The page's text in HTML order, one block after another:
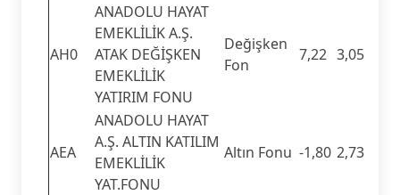
AH0
ANADOLU HAYAT
EMEKLİLİK A.Ş.
ATAK DEĞİŞKEN
EMEKLİLİK
YATIRIM FONU
Değişken
Fon
7,22 3,05
AEA
ANADOLU HAYAT
A.Ş. ALTIN KATILIM
EMEKLİLİK
YAT.FONU
Altın Fonu -1,80 2,73